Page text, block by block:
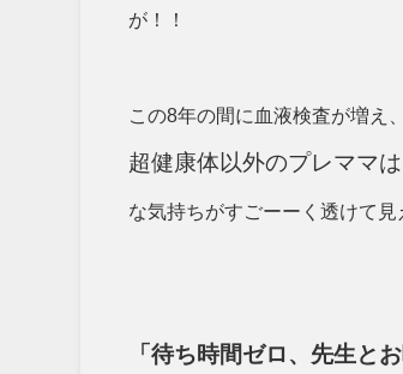
が！！
この8年の間に血液検査が増え
超健康体以外のプレママ
な気持ちがすごーーく透けて
「待ち時間ゼロ、先生と